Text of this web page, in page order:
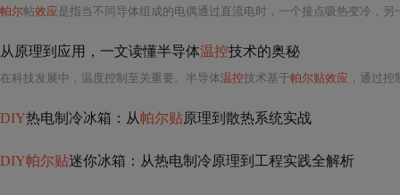
帕尔帖效应是指当不同导体组成的电偶通过直流电时，一个接点吸热变冷，另
从原理到应用，一文读懂半导体温控技术的奥秘
在科技发展中，温度控制至关重要。半导体温控技术基于帕尔贴效应 ，通过
DIY热电制冷冰箱：从帕尔贴原理到散热系统实战
DIY帕尔贴迷你冰箱：从热电制冷原理到工程实践全解析